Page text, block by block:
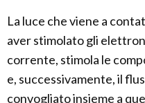
La luce che viene a
aver stimolato gli
corrente, stimola le
e, successivamente, il
convogliato insieme a